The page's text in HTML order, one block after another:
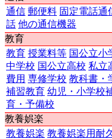
通信 郵便料 固定電話通
話 他の通信機器
教育
教育 授業料等 国公立小
中学校 国公立高校 私立
費用 専修学校 教科書・
補習教育 幼児・小学校
育・予備校
教養娯楽
教養娯楽 教養娯楽用耐